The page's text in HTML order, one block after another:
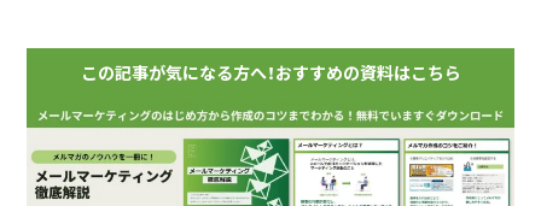
この記事が気になる方へ！おすすめの資料はこちら